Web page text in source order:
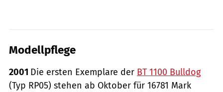
Modellpflege
2001 Die ersten Exemplare der BT 1100 Bulldog
(Typ RP05) stehen ab Oktober für 16781 Mark